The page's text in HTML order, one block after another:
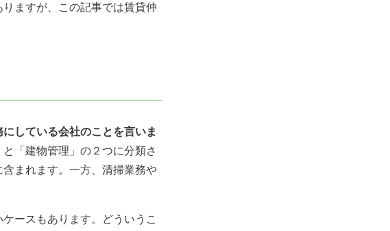
ますが、この記事では賃貸仲
している会社のことを言いま
「建物管理」の２つに分類さ
まれます。一方、清掃業務や
ースもあります。どういうこ